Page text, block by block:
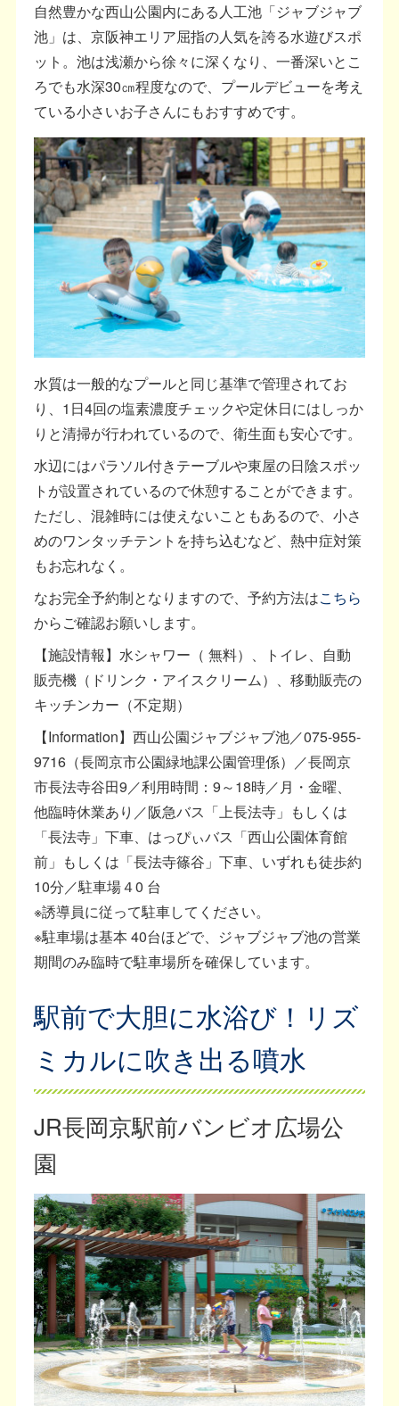
自然豊かな西山公園内にある人工池「ジャブジャブ
池」は、京阪神エリア屈指の人気を誇る水遊びスポ
ット。池は浅瀬から徐々に深くなり、一番深いとこ
ろでも水深30㎝程度なので、プールデビューを考え
ている小さいお子さんにもおすすめです。
水質は一般的なプールと同じ基準で管理されてお
り、1日4回の塩素濃度チェックや定休日にはしっか
りと清掃が行われているので、衛生面も安心です。
水辺にはパラソル付きテーブルや東屋の日陰スポッ
トが設置されているので休憩することができます。
ただし、混雑時には使えないこともあるので、小さ
めのワンタッチテントを持ち込むなど、熱中症対策
もお忘れなく。
なお完全予約制となりますので、予約方法はこちら
からご確認お願いします。
【施設情報】水シャワー（ 無料）、トイレ、自動
販売機（ドリンク・アイスクリーム）、移動販売の
キッチンカー（不定期）
【Information】西山公園ジャブジャブ池／075-955-
9716（長岡京市公園緑地課公園管理係）／長岡京
市長法寺谷田9／利用時間：9～18時／月・金曜、
他臨時休業あり／阪急バス「上長法寺」もしくは
「長法寺」下車、はっぴぃバス「西山公園体育館
前」もしくは「長法寺篠谷」下車、いずれも徒歩約
10分／駐車場４0 台
※誘導員に従って駐車してください。
※駐車場は基本 40台ほどで、ジャブジャブ池の営業
期間のみ臨時で駐車場所を確保しています。
駅前で大胆に水浴び！リズ
ミカルに吹き出る噴水
JR長岡京駅前バンビオ広場公
園